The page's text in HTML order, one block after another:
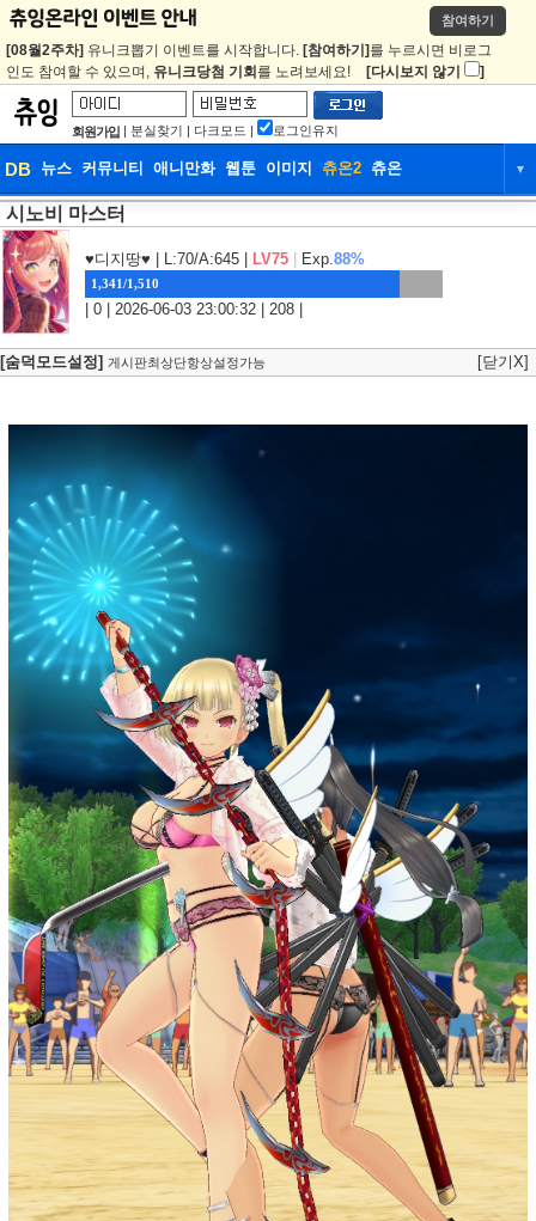
참여하기
[08월2주차] 유니크뽑기 이벤트를 시작합니다. [참여하기] 를 누르시면 비로그
인도 참여할 수 있으며, 유니크당첨 기회 를 노려보세요! [다시보지 않기 ]
회원가입 | 분실찾기 | 다크모드 | 로그인유지
DB 뉴스 커뮤니티 애니만화 웹툰 이미지 츄온2 츄온 ▼
DB
웹툰 이미지 츄온2
시노비 마스터
♥디지땅♥ | L:70/A:645 | LV75 Exp.88%
1,341/1,510
| 0 | 2026-06-03 23:00:32 | 208 |
[숨덕모드설정] 게시판최상단항상설정가능 [닫기X]